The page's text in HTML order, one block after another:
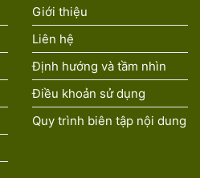
Giới thiệu
Liên hệ
Định hướng và tầm nhìn
Điều khoản sử dụng
Quy trình biên tập nội dung